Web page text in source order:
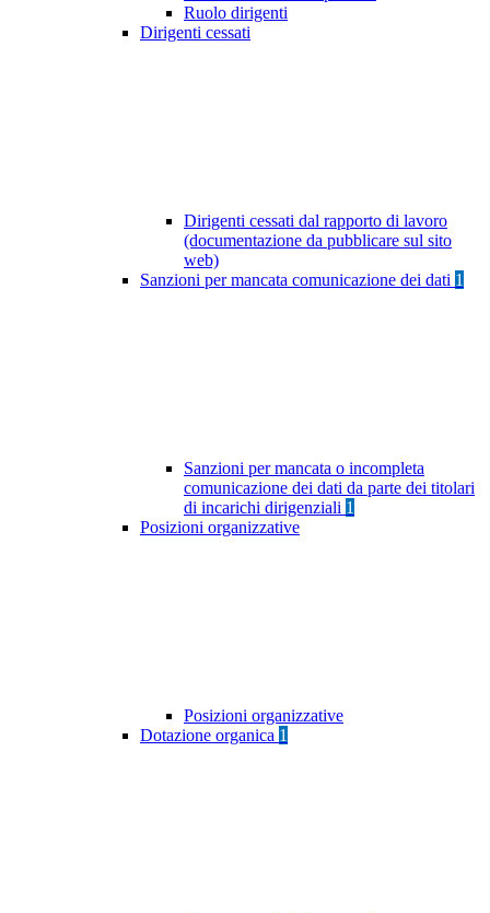
Ruolo dirigenti
Dirigenti cessati
Dirigenti cessati dal rapporto di lavoro
(documentazione da pubblicare sul sito
web)
Sanzioni per mancata comunicazione dei dati 1
Sanzioni per mancata o incompleta
comunicazione dei dati da parte dei titolari
di incarichi dirigenziali 1
Posizioni organizzative
Posizioni organizzative
Dotazione organica 1